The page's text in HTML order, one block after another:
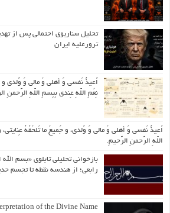
تحلیل سناریوی احتمالی پس از
ترورعلیه ایران
اُعیذُ نَفسی وَ أهلی وَ مالی وَ وُلدی و
نِعَمِ اللّهِ عِندی بِبِسمِ اللّهِ الرَّحمنِ
اُعیذُ نَفسی وَ أهلی وَ مالی وَ وُلدی، و جَمیعَ ما تَلحَقُهُ
اللّهِ الرَّحمنِ الرَّحیمِ.
بازخوانی تحلیلی تابلوی «بسم
رابعی؛ از هندسه نقطه تا تجسم
of the Divine Name